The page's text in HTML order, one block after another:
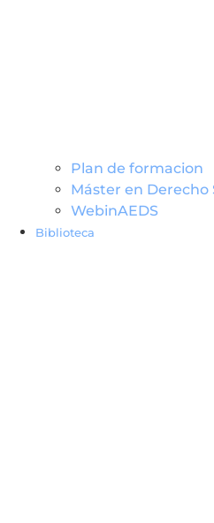
Plan de formacion
Máster en Derecho
WebinAEDS
Biblioteca